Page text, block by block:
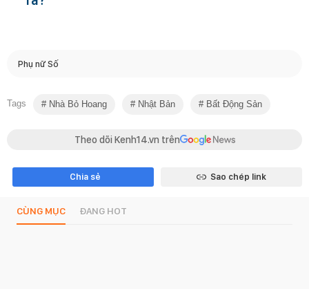
Phụ nữ Số
Tags Nhà Bỏ Hoang Nhật Bản Bất Động Sản
Theo dõi Kenh14.vn trên
Chia sẻ Sao chép link
CÙNG MỤC ĐANG HOT